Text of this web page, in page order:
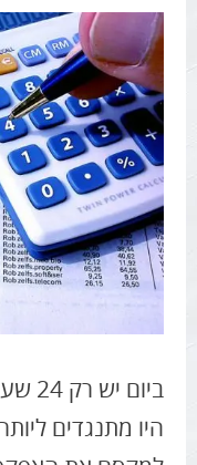
היו מתנגדים